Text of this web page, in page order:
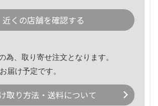
近くの店舗を確認する
為、取り寄せ注文となります。
届け予定です。
取り方法・送料について